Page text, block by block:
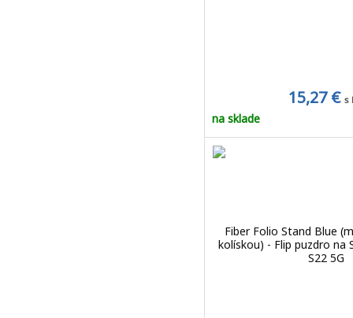
15,27 € s
na sklade
Fiber Folio Stand Blue
kolískou) - Flip puzdro na
S22 5G